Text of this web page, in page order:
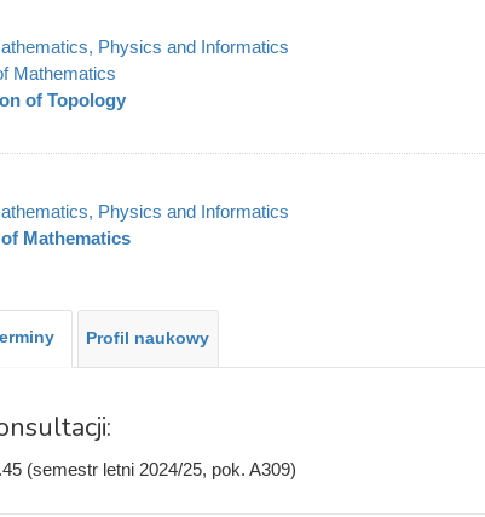
Physics and Informatics
Mathematics
of Topology
Physics and Informatics
Mathematics
Profil naukowy
(semestr letni 2024/25, pok. A309)